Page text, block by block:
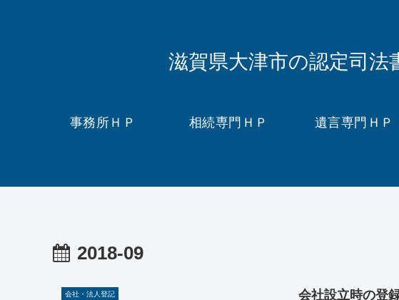
滋賀県大津市の認定司法
事務所ＨＰ 相続専門ＨＰ 遺言専門ＨＰ
2018-09
会社・法人登記
会社設立時の登